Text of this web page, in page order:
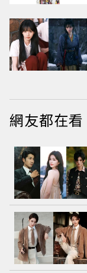
網友都在看